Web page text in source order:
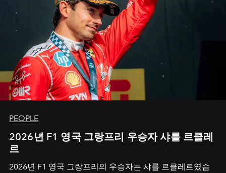
PEOPLE
2026년 F1 영국 그랑프리 우승자 샤를 르클레
르
2026년 F1 영국 그랑프리의 우승자는 샤를 르클레르였습